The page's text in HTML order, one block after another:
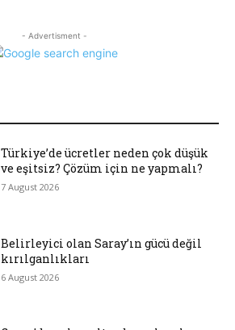
- Advertisment -
Türkiye’de ücretler neden çok düşük
ve eşitsiz? Çözüm için ne yapmalı?
7 August 2026
Belirleyici olan Saray’ın gücü değil
kırılganlıkları
6 August 2026